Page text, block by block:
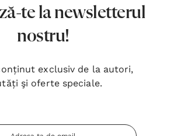
te la newsletterul
nostru!
exclusiv de la autori,
şi oferte speciale.